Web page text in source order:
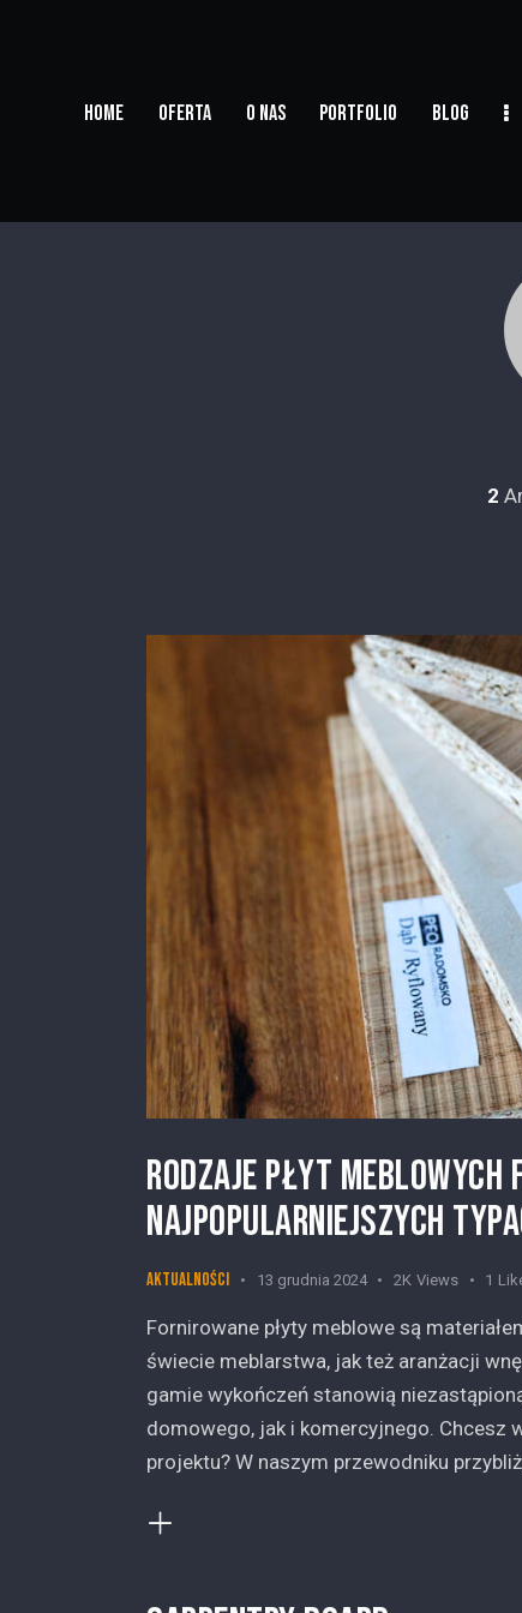
HOME OFERTA O NAS PORTFOLIO BLOG
2
RODZAJE PŁYT MEBLOWYCH
NAJPOPULARNIEJSZYCH
Aktualności 13 grudnia 2024 2K Views 1
Fornirowane płyty meblowe są
świecie meblarstwa, jak też aranżacji
gamie wykończeń stanowią
domowego, jak i komercyjnego. Chcesz
projektu? W naszym przewodniku